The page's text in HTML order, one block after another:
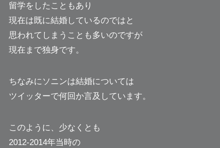
留学をしたこともあり
現在は既に結婚しているのではと
思われてしまうことも多いのですが
現在まで独身です。
ちなみにソニンは結婚については
ツイッターで何回か言及しています。
このように、少なくとも
2012-2014年当時の